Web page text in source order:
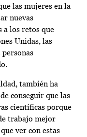
las mujeres en la
nuevas
a los retos que
Unidas, las
personas
también ha
conseguir que las
científicas porque
trabajo mejor
ver con estas